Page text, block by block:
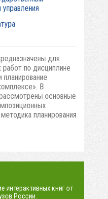
управления
для
работ по дисциплине
В
основные
планирования
интерактивных книг от
России.